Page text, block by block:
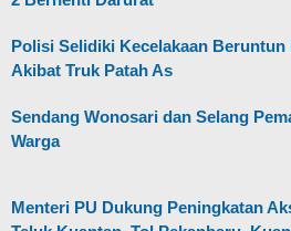
Polisi Selidiki Kecelakaan Beruntun
Akibat Truk Patah As
Sendang Wonosari dan Selang
Warga
Menteri PU Dukung Peningkatan